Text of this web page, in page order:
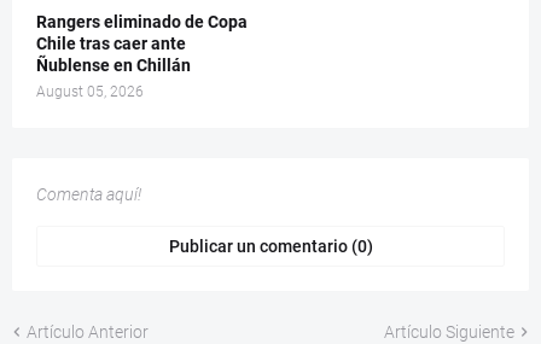
Rangers eliminado de Copa
Chile tras caer ante
Ñublense en Chillán
August 05, 2026
Comenta aquí!
Publicar un comentario (0)
Artículo Anterior Artículo Siguiente